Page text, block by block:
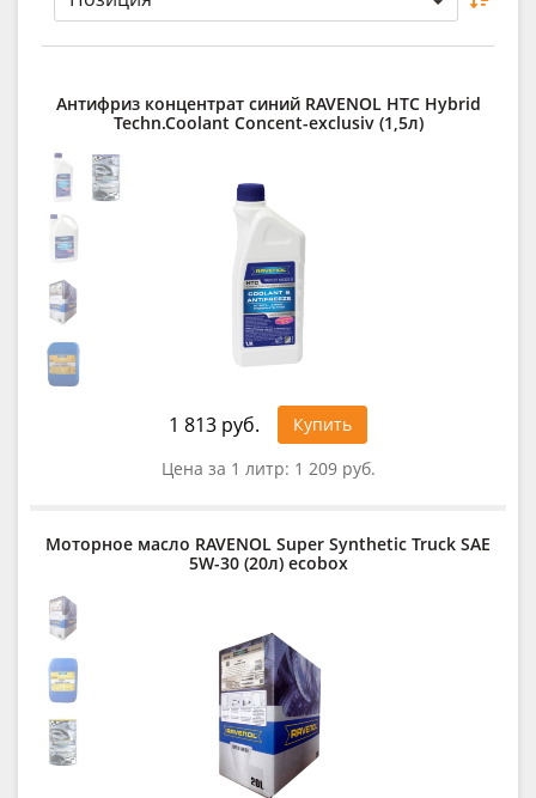
Антифриз концентрат синий RAVENOL HTC Hybrid
Techn.Coolant Concent-exclusiv (1,5л)
1 813 руб.
Купить
Цена за 1 литр: 1 209 руб.
Моторное масло RAVENOL Super Synthetic Truck SAE
5W-30 (20л) ecobox